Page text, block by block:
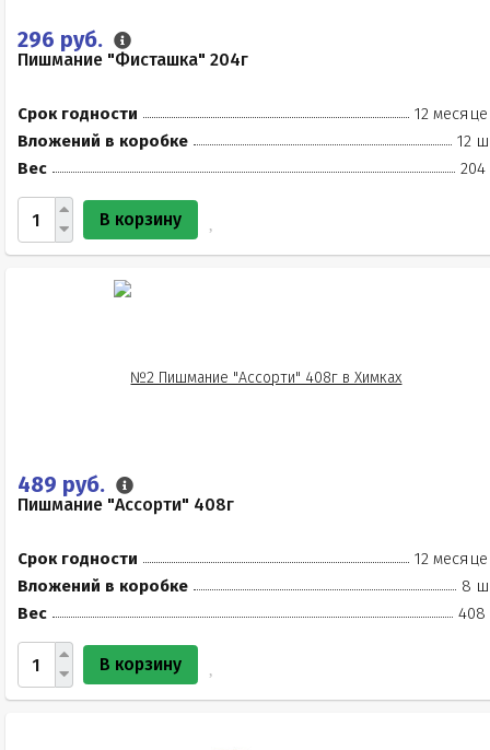
296 руб.
Пишмание "Фисташка" 204г
Срок годности
12
Вложений в коробке
12
Вес
204
В корзину
489 руб.
Пишмание "Ассорти" 408г
Срок годности
12
Вложений в коробке
8
Вес
408
В корзину